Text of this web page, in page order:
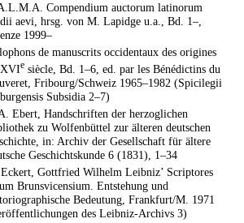
Compendium auctorum latinorum
aevi, hrsg. von M. Lapidge u.a., Bd. 1–,
1999–
de manuscrits occidentaux des origines
XVIe siècle, Bd. 1–6, ed. par les Bénédictins du
Fribourg/Schweiz 1965–1982 (Spicilegii
Subsidia 2–7)
Ebert, Handschriften der herzoglichen
zu Wolfenbüttel zur älteren deutschen
in: Archiv der Gesellschaft für ältere
Geschichtskunde 6 (1831), 1–34
Gottfried Wilhelm Leibniz’ Scriptores
Brunsvicensium. Entstehung und
Bedeutung, Frankfurt/M. 1971
des Leibniz-Archivs 3)